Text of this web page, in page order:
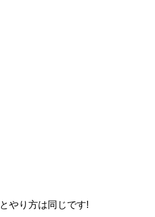
やり方は同じです!